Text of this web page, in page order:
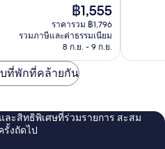
ราคา
ปัจจุบัน
คือ
฿1,555
฿1,555
ราคารวม ฿1,796
รวมภาษีและค่าธรรมเนียม
8 ก.ย. - 9 ก.ย.
บที่พักที่คล้ายกัน
ละสิทธิพิเศษที่ร่วมรายการ สะสม
รั้งถัดไป